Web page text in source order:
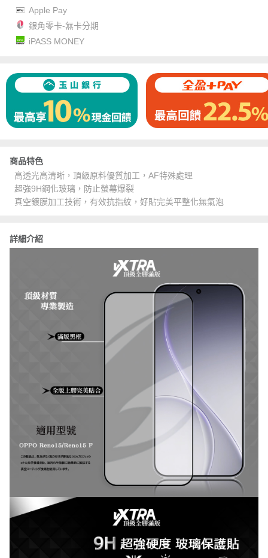
Apple Pay
銀角零卡-無卡分期
iPASS MONEY
商品特色
高透光高清晰，頂級原料優質加工，AF特殊處理
超強9H鋼化玻璃，防止螢幕爆裂
真空鍍膜加工技術，有效抗指紋，好貼完美平整化無氣泡
詳細介紹